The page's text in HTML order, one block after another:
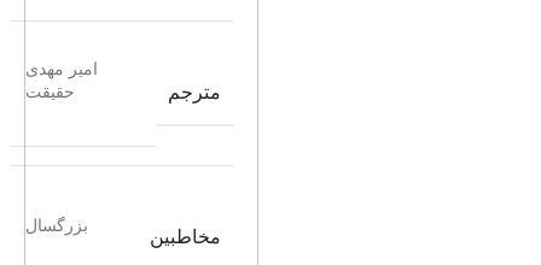
مترجم
امیر مهدی
حقیقت
مخاطبین
بزرگسال